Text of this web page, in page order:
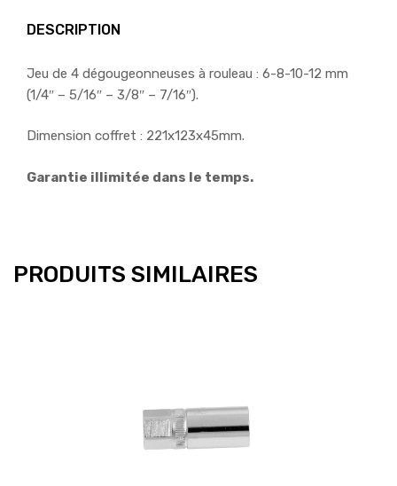
DESCRIPTION
Jeu de 4 dégougeonneuses à rouleau : 6-8-10-12 mm
(1/4″ – 5/16″ – 3/8″ – 7/16″).
Dimension coffret : 221x123x45mm.
Garantie illimitée dans le temps.
PRODUITS SIMILAIRES